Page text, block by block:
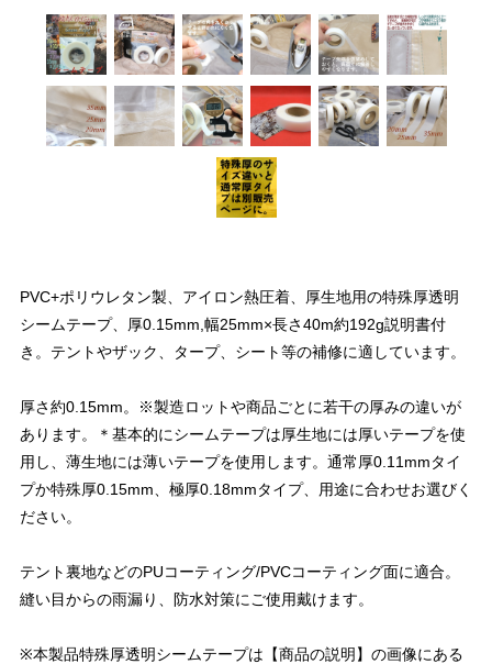
PVC+ポリウレタン製、アイロン熱圧着、厚生地用の特殊厚透明
シームテープ、厚0.15mm,幅25mm×長さ40m約192g説明書付
き。テントやザック、タープ、シート等の補修に適しています。
厚さ約0.15mm。※製造ロットや商品ごとに若干の厚みの違いが
あります。＊基本的にシームテープは厚生地には厚いテープを使
用し、薄生地には薄いテープを使用します。通常厚0.11mmタイ
プか特殊厚0.15mm、極厚0.18mmタイプ、用途に合わせお選びく
ださい。
テント裏地などのPUコーティング/PVCコーティング面に適合。
縫い目からの雨漏り、防水対策にご使用戴けます。
※本製品特殊厚透明シームテープは【商品の説明】の画像にある